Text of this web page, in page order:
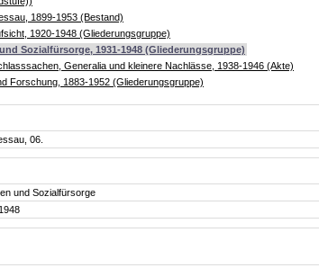
1899-1953 (Bestand)
1920-1948 (Gliederungsgruppe)
Sozialfürsorge, 1931-1948 (Gliederungsgruppe)
Generalia und kleinere Nachlässe, 1938-1946 (Akte)
Forschung, 1883-1952 (Gliederungsgruppe)
06.
und Sozialfürsorge